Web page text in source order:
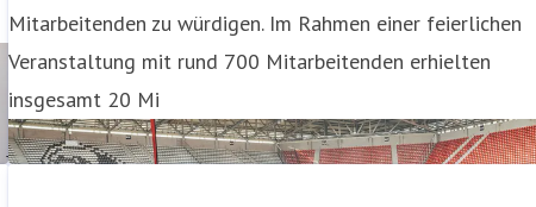
Mitarbeitenden zu würdigen. Im Rahmen einer feierlichen
Veranstaltung mit rund 700 Mitarbeitenden erhielten
insgesamt 20 Mi